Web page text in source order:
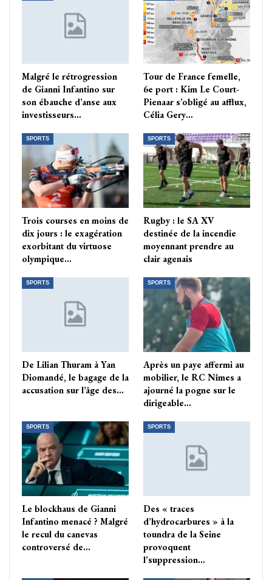
Malgré le rétrogression
de Gianni Infantino sur
son ébauche d’anse aux
investisseurs…
Tour de France femelle,
6e port : Kim Le Court-
Pienaar s’obligé au afflux,
Célia Gery…
SPORTS
Trois courses en moins de
dix jours : le exagération
exorbitant du virtuose
olympique…
SPORTS
Rugby : le SA XV
destinée de la incendie
moyennant prendre au
clair agenais
SPORTS
De Lilian Thuram à Yan
Diomandé, le bagage de la
accusation sur l’âge des…
SPORTS
Après un paye affermi au
mobilier, le RC Nîmes a
ajourné la pogne sur le
dirigeable…
SPORTS
Le blockhaus de Gianni
Infantino menacé ? Malgré
le recul du canevas
controversé de…
SPORTS
Des « traces
d’hydrocarbures » à la
toundra de la Seine
provoquent
l’suppression…